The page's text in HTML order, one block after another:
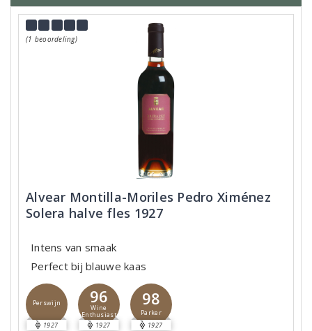
(1 beoordeling)
Alvear Montilla-Moriles Pedro Ximénez
Solera halve fles 1927
Intens van smaak
Perfect bij blauwe kaas
Perswijn
1927
96
Wine
Enthusiast
1927
98
Parker
1927